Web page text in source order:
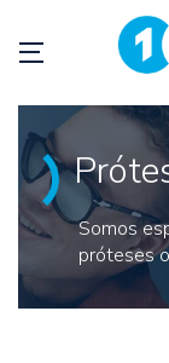
Somos
próteses